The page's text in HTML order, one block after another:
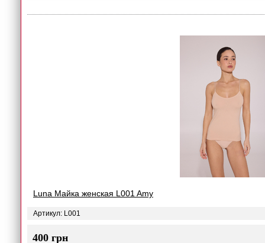
Luna Майка женская L001 Amy
Артикул: L001
400 грн